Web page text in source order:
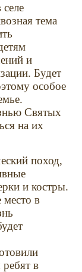
тема
и
Будет
особое
Святых
на их
поход,
и костры.
место в
в